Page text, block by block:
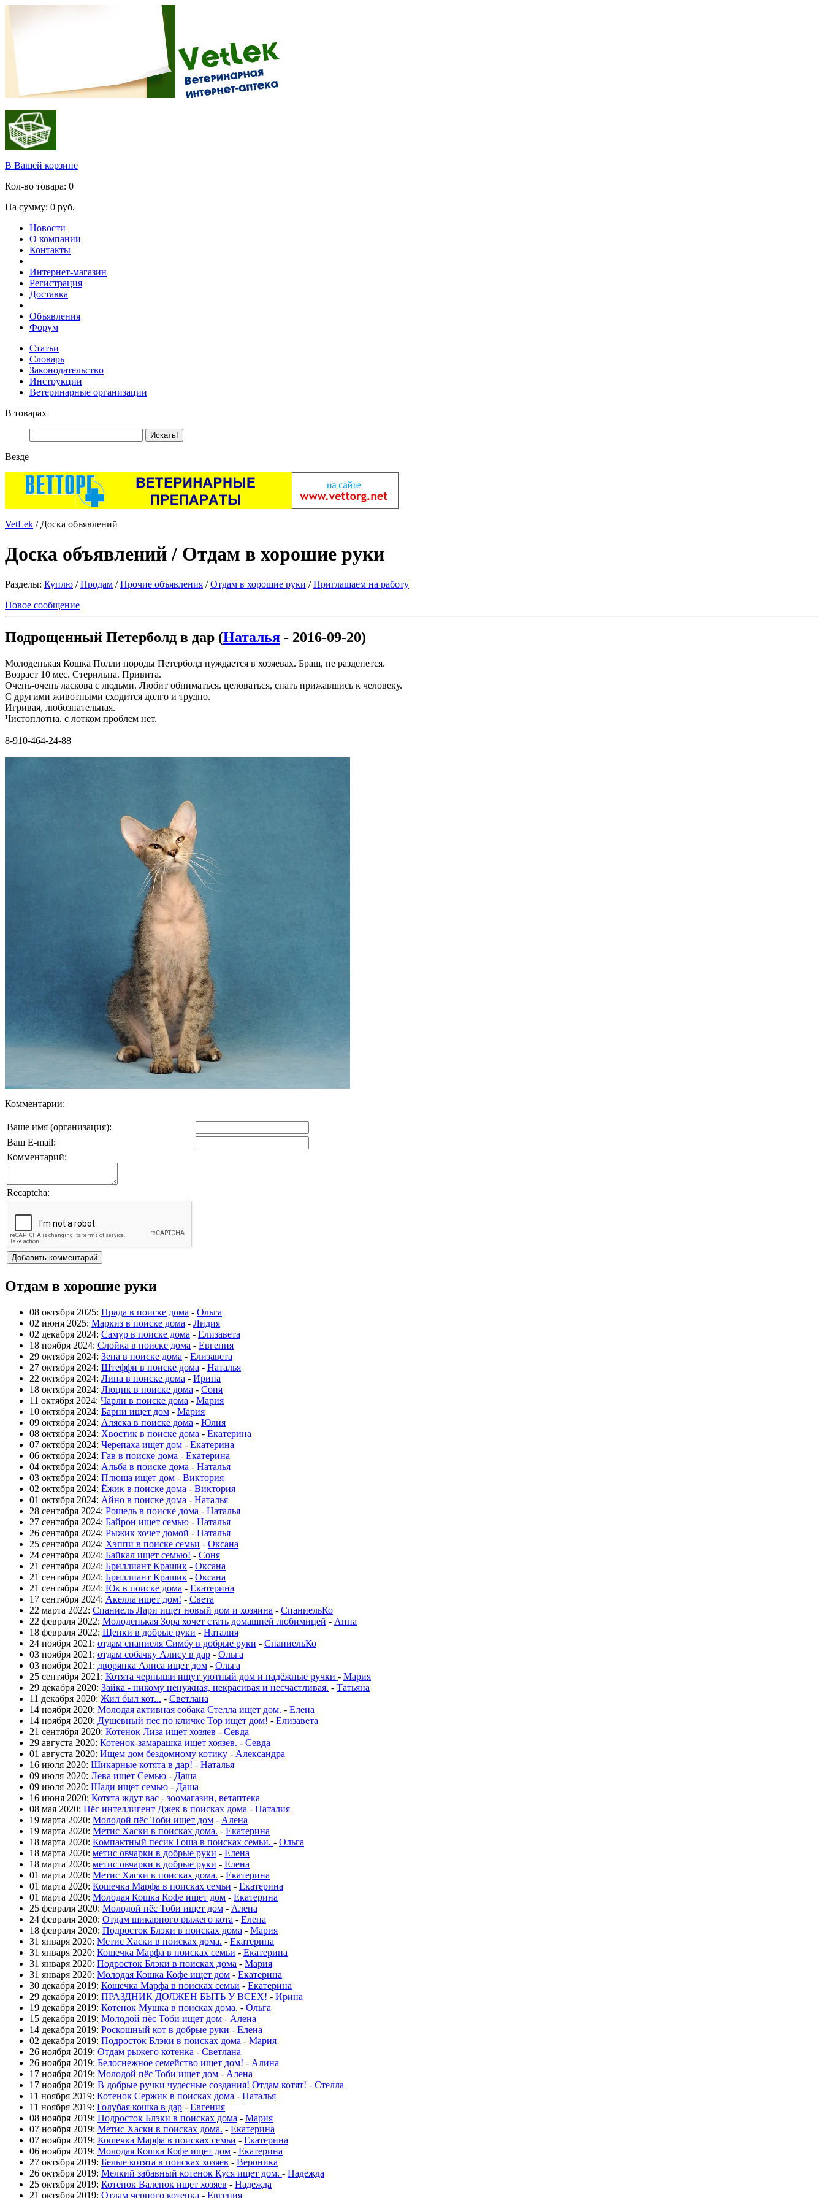
В Вашей корзине
Кол-во товара: 0
На сумму: 0 руб.
Новости
О компании
Контакты
Интернет-магазин
Регистрация
Доставка
Объявления
Форум
Статьи
Словарь
Законодательство
Инструкции
Ветеринарные организации
В товарах
Везде
VetLek / Доска объявлений
Доска объявлений / Отдам в хорошие руки
Разделы: Куплю /Продам /Прочие объявления /Отдам в хорошие руки /Приглашаем на работу
Новое сообщение
Подрощенный Петерболд в дар (Наталья - 2016-09-20)
Молоденькая Кошка Полли породы Петерболд нуждается в хозяевах. Браш, не разденется.
Возраст 10 мес. Стерильна. Привита.
Очень-очень ласкова с людьми. Любит обниматься. целоваться, спать прижавшись к человеку.
С другими животными сходится долго и трудно.
Игривая, любознательная.
Чистоплотна. с лотком проблем нет.
8-910-464-24-88
Комментарии:
Ваше имя (организация):
Ваш E-mail:
Комментарий:
Recaptcha:
Отдам в хорошие руки
08 октября 2025: Прада в поиске дома - Ольга
02 июня 2025: Маркиз в поиске дома - Лидия
02 декабря 2024: Самур в поиске дома - Елизавета
18 ноября 2024: Слойка в поиске дома - Евгения
29 октября 2024: Зена в поиске дома - Елизавета
27 октября 2024: Штеффи в поиске дома - Наталья
22 октября 2024: Лина в поиске дома - Ирина
18 октября 2024: Люцик в поиске дома - Соня
11 октября 2024: Чарли в поиске дома - Мария
10 октября 2024: Барни ищет дом - Мария
09 октября 2024: Аляска в поиске дома - Юлия
08 октября 2024: Хвостик в поиске дома - Екатерина
07 октября 2024: Черепаха ищет дом - Екатерина
06 октября 2024: Гав в поиске дома - Екатерина
04 октября 2024: Альба в поиске дома - Наталья
03 октября 2024: Плюша ищет дом - Виктория
02 октября 2024: Ёжик в поиске дома - Виктория
01 октября 2024: Айно в поиске дома - Наталья
28 сентября 2024: Рошель в поиске дома - Наталья
27 сентября 2024: Байрон ищет семью - Наталья
26 сентября 2024: Рыжик хочет домой - Наталья
25 сентября 2024: Хэппи в поиске семьи - Оксана
24 сентября 2024: Байкал ищет семью! - Соня
21 сентября 2024: Бриллиант Крашик - Оксана
21 сентября 2024: Бриллиант Крашик - Оксана
21 сентября 2024: Юк в поиске дома - Екатерина
17 сентября 2024: Акелла ищет дом! - Света
22 марта 2022: Спаниель Лари ищет новый дом и хозяина - СпаниельКо
22 февраля 2022: Молоденькая Зора хочет стать домашней любимицей - Анна
18 февраля 2022: Щенки в добрые руки - Наталия
24 ноября 2021: отдам спаниеля Симбу в добрые руки - СпаниельКо
03 ноября 2021: отдам собачку Алису в дар - Ольга
03 ноября 2021: дворянка Алиса ищет дом - Ольга
25 сентября 2021: Котята черныши ищут уютный дом и надёжные ручки - Мария
29 декабря 2020: Зайка - никому ненужная, некрасивая и несчастливая. - Татьяна
11 декабря 2020: Жил был кот... - Светлана
14 ноября 2020: Молодая активная собака Стелла ищет дом. - Елена
14 ноября 2020: Душевный пес по кличке Тор ищет дом! - Елизавета
21 сентября 2020: Котенок Лиза ищет хозяев - Севда
29 августа 2020: Котенок-замарашка ищет хоязев. - Севда
01 августа 2020: Ищем дом бездомному котику - Александра
16 июля 2020: Шикарные котята в дар! - Наталья
09 июля 2020: Лева ищет Семью - Даша
09 июля 2020: Шади ищет семью - Даша
16 июня 2020: Котята ждут вас - зоомагазин, ветаптека
08 мая 2020: Пёс интеллигент Джек в поисках дома - Наталия
19 марта 2020: Молодой пёс Тоби ищет дом - Алена
19 марта 2020: Метис Хаски в поисках дома. - Екатерина
18 марта 2020: Компактный песик Гоша в поисках семьи. - Ольга
18 марта 2020: метис овчарки в добрые руки - Елена
18 марта 2020: метис овчарки в добрые руки - Елена
01 марта 2020: Метис Хаски в поисках дома. - Екатерина
01 марта 2020: Кошечка Марфа в поисках семьи - Екатерина
01 марта 2020: Молодая Кошка Кофе ищет дом - Екатерина
25 февраля 2020: Молодой пёс Тоби ищет дом - Алена
24 февраля 2020: Отдам шикарного рыжего кота - Елена
18 февраля 2020: Подросток Блэки в поисках дома - Мария
31 января 2020: Метис Хаски в поисках дома. - Екатерина
31 января 2020: Кошечка Марфа в поисках семьи - Екатерина
31 января 2020: Подросток Блэки в поисках дома - Мария
31 января 2020: Молодая Кошка Кофе ищет дом - Екатерина
30 декабря 2019: Кошечка Марфа в поисках семьи - Екатерина
29 декабря 2019: ПРАЗДНИК ДОЛЖЕН БЫТЬ У ВСЕХ! - Ирина
19 декабря 2019: Котенок Мушка в поисках дома. - Ольга
15 декабря 2019: Молодой пёс Тоби ищет дом - Алена
14 декабря 2019: Роскошный кот в добрые руки - Елена
02 декабря 2019: Подросток Блэки в поисках дома - Мария
26 ноября 2019: Отдам рыжего котенка - Светлана
26 ноября 2019: Белоснежное семейство ищет дом! - Алина
17 ноября 2019: Молодой пёс Тоби ищет дом - Алена
17 ноября 2019: В добрые ручки чудесные создания! Отдам котят! - Стелла
11 ноября 2019: Котенок Сержик в поисках дома - Наталья
11 ноября 2019: Голубая кошка в дар - Евгения
08 ноября 2019: Подросток Блэки в поисках дома - Мария
07 ноября 2019: Метис Хаски в поисках дома. - Екатерина
07 ноября 2019: Кошечка Марфа в поисках семьи - Екатерина
06 ноября 2019: Молодая Кошка Кофе ищет дом - Екатерина
27 октября 2019: Белые котята в поисках хозяев - Вероника
26 октября 2019: Мелкий забавный котенок Куся ищет дом. - Надежда
25 октября 2019: Котенок Валенок ищет хозяев - Надежда
21 октября 2019: Отдам черного котенка - Евгения